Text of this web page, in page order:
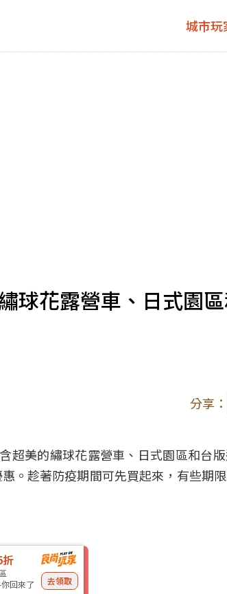
城市玩
球花露營車、日式園
分享：
超美的繡球花露營車、日式園區和台
。趁著防疫期間可先買起來，有些期
回來了
去領取